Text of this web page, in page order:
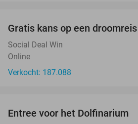
Gratis kans op een
Social Deal Win
Online
Verkocht: 187.088
Entree voor het Dolfinarium